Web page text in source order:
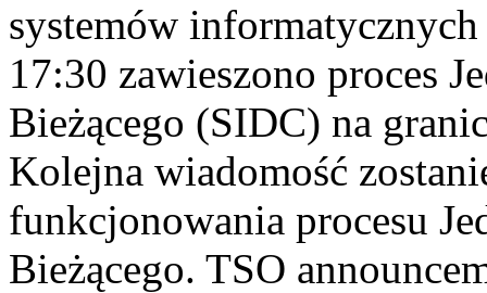
systemów
17:30 zawieszono proces
Bieżącego (SIDC) na
Kolejna wiadomość
funkcjonowania procesu
Bieżącego. TSO